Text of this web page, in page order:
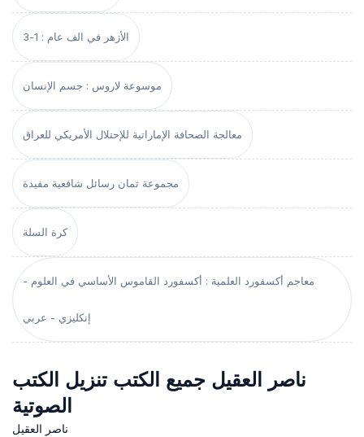
الأزهر في الف عام : 1-3
موسوعة لاروس : جسم الإنسان
معالجة الصحافة الإماراتية للإحتلال الأمريكي للعراق
مجموعة ثمان رسائل شافعية مفيدة
كرة السلة
معاجم أكسفورد العلمية : أكسفورد القاموس الأساسي في العلوم -
إنكليزي - عربي
ناصر العقيل جميع الكتب تنزيل الكتب
الصوتية
ناصر العقيل